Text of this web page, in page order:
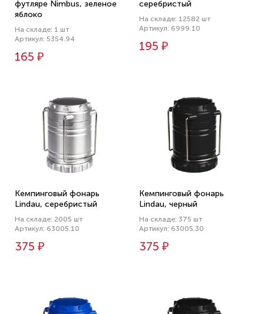
футляре Nimbus, зеленое
яблоко
На складе: 1 шт
Артикул: 5354.94
165 ₽
серебристый
На складе: 12582 шт
Артикул: 6999.10
195 ₽
Кемпинговый фонарь
Lindau, серебристый
На складе: 2005 шт
Артикул: 63005.10
375 ₽
Кемпинговый фонарь
Lindau, черный
На складе: 375 шт
Артикул: 63005.30
375 ₽